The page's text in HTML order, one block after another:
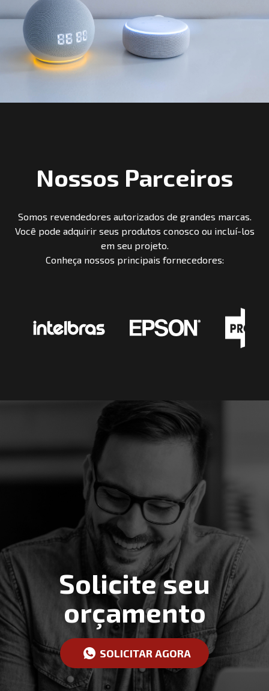
Nossos Parceiros
Somos revendedores autorizados de grandes marcas.
Você pode adquirir seus produtos conosco ou incluí-los
em seu projeto.
Conheça nossos principais fornecedores:
Solicite seu
orçamento
SOLICITAR AGORA